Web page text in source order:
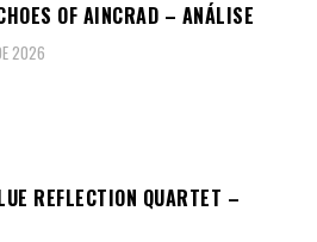
OF AINCRAD – ANÁLISE
2026
REFLECTION QUARTET –